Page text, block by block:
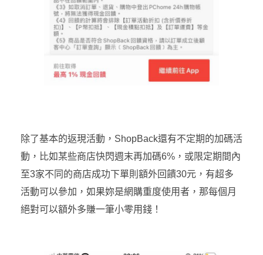
除了基本的返現活動，ShopBack還有不定期的加碼活
動，比如某些商店快閃週末再加碼6%，或限定期間內
至3家不同的商店成功下單則額外回饋30元，有超多
活動可以參加，如果妳是網購重度使用者，那每個月
絕對可以額外多賺一筆小零用錢！